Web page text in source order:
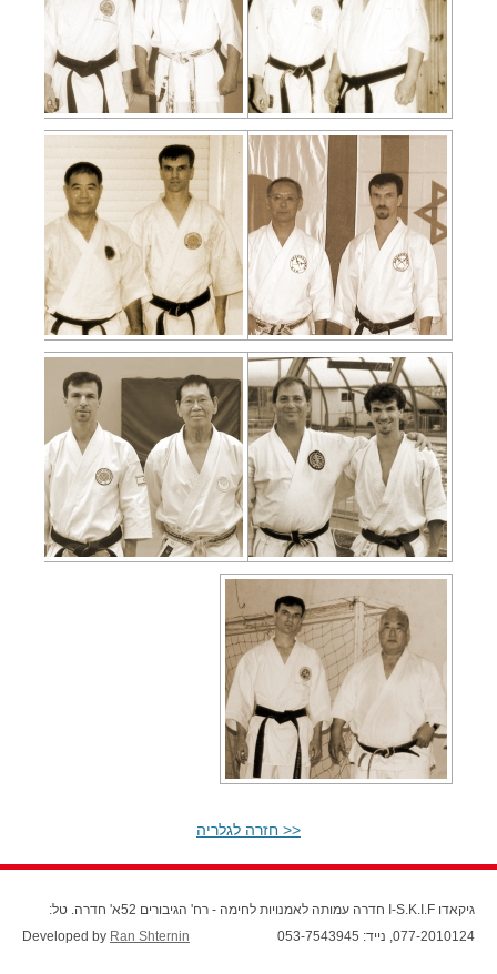
<< חזרה לגלריה
גיקאדו I-S.K.I.F חדרה עמותה לאמנויות לחימה - רח' הגיבורים 52א' חדרה. טל:
077-2010124, נייד: 053-7543945
Developed by Ran Shternin